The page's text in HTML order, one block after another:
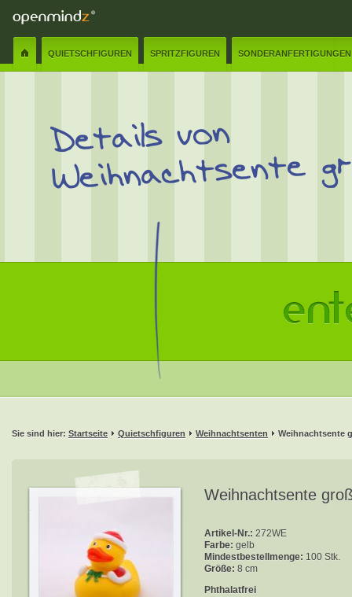
QUIETSCHFIGUREN SPRITZFIGUREN SONDERANFERTIGUNGEN
Details von
Weihnachtsente
Nachricht:✲
Senden Schliessen
Sie sind hier: Startseite Quietschfiguren Weihnachtsenten Weihnachtsente
Weihnachtsente
Artikel-Nr.: 272WE
Farbe: gelb
Mindestbestellmenge: 100 Stk.
Größe: 8 cm
Phthalatfrei